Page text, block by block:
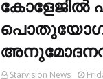
കോളേജിൽ
Starvision News